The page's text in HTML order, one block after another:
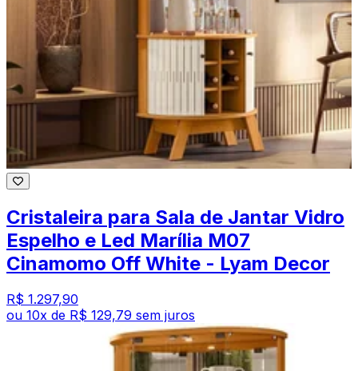
Cristaleira para Sala de Jantar Vidro
Espelho e Led Marília M07
Cinamomo Off White - Lyam Decor
R$ 1.297,90
ou 10x de R$ 129,79 sem juros